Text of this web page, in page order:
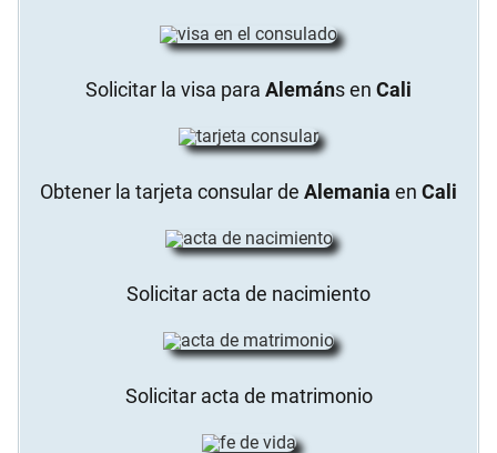
Solicitar la visa para Alemáns en Cali
Obtener la tarjeta consular de Alemania en Cali
Solicitar acta de nacimiento
Solicitar acta de matrimonio